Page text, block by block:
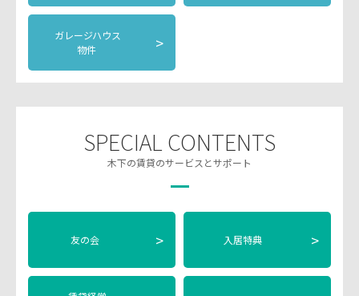
ガレージハウス
物件
>
SPECIAL CONTENTS
木下の賃貸のサービスとサポート
友の会 > 入居特典 >